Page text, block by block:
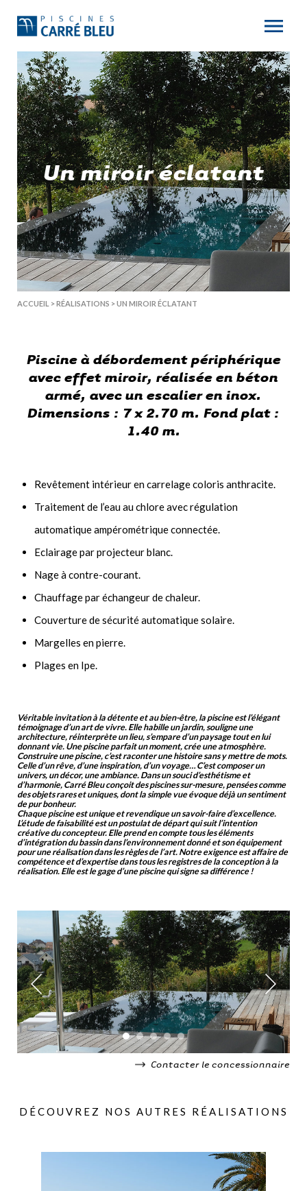
Un miroir éclatant
ACCUEIL >RÉALISATIONS >UN MIROIR ÉCLATANT
Piscine à débordement périphérique
avec effet miroir, réalisée en béton
armé, avec un escalier en inox.
Dimensions : 7 x 2.70 m. Fond plat :
1.40 m.
Revêtement intérieur en carrelage coloris anthracite.
Traitement de l’eau au chlore avec régulation
automatique ampérométrique connectée.
Eclairage par projecteur blanc.
Nage à contre-courant.
Chauffage par échangeur de chaleur.
Couverture de sécurité automatique solaire.
Margelles en pierre.
Plages en Ipe.
Véritable invitation à la détente et au bien-être, la piscine est l’élégant
témoignage d’un art de vivre. Elle habille un jardin, souligne une
architecture, réinterprète un lieu, s’empare d’un paysage tout en lui
donnant vie. Une piscine parfait un moment, crée une atmosphère.
Construire une piscine, c’est raconter une histoire sans y mettre de mots.
Celle d’un rêve, d’une inspiration, d’un voyage… C’est composer un
univers, un décor, une ambiance. Dans un souci d’esthétisme et
d’harmonie, Carré Bleu conçoit des piscines sur-mesure, pensées comme
des objets rares et uniques, dont la simple vue évoque déjà un sentiment
de pur bonheur.
Chaque piscine est unique et revendique un savoir-faire d’excellence.
L’étude de faisabilité est un postulat de départ qui suit l’intention
créative du concepteur. Elle prend en compte tous les éléments
d’intégration du bassin dans l’environnement donné et son équipement
pour une réalisation dans les règles de l’art. Notre exigence est affaire de
compétence et d’expertise dans tous les registres de la conception à la
réalisation. Elle est le gage d’une piscine qui signe sa différence !
Contacter le concessionnaire
DÉCOUVREZ NOS AUTRES RÉALISATIONS